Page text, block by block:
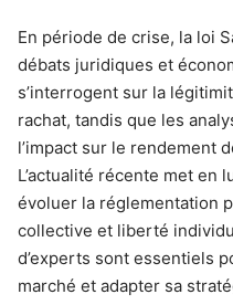
En période de crise, la loi
débats juridiques et
s’interrogent sur la
rachat, tandis que les
l’impact sur le rendement
L’actualité récente met en
évoluer la réglementation
collective et liberté
d’experts sont essentiels
marché et adapter sa